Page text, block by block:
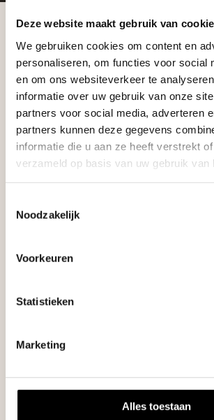
Deze website maakt gebruik van
We gebruiken cookies om content en
personaliseren, om functies voor social
en om ons websiteverkeer te
informatie over uw gebruik van onze
partners voor social media, adverteren
partners kunnen deze gegevens
informatie die u aan ze heeft verstrekt
verzameld op basis van uw gebruik van
Noodzakelijk
Voorkeuren
Statistieken
Marketing
Alles toestaan
Vego Tuinmaterialen is de meest
voor zakelijke klanten op zoek naar
infraproducten. Als professionele
tuinmaterialen bieden wij een
aan producten van topkwaliteit.
zakelijke mogelijkheden.
tuin en onze medewerkers
NEEM CONTACT MET ONS
Aangepaste
vakantieperiode
Waardenburg en Vego Dordrecht
de vakantieperiode aangepaste
zaterdag. Bekijk de vestigingspagina
actuele openingstijden.
maanden dicht is voor al het
Met vier vestigingen en
tuinproject.